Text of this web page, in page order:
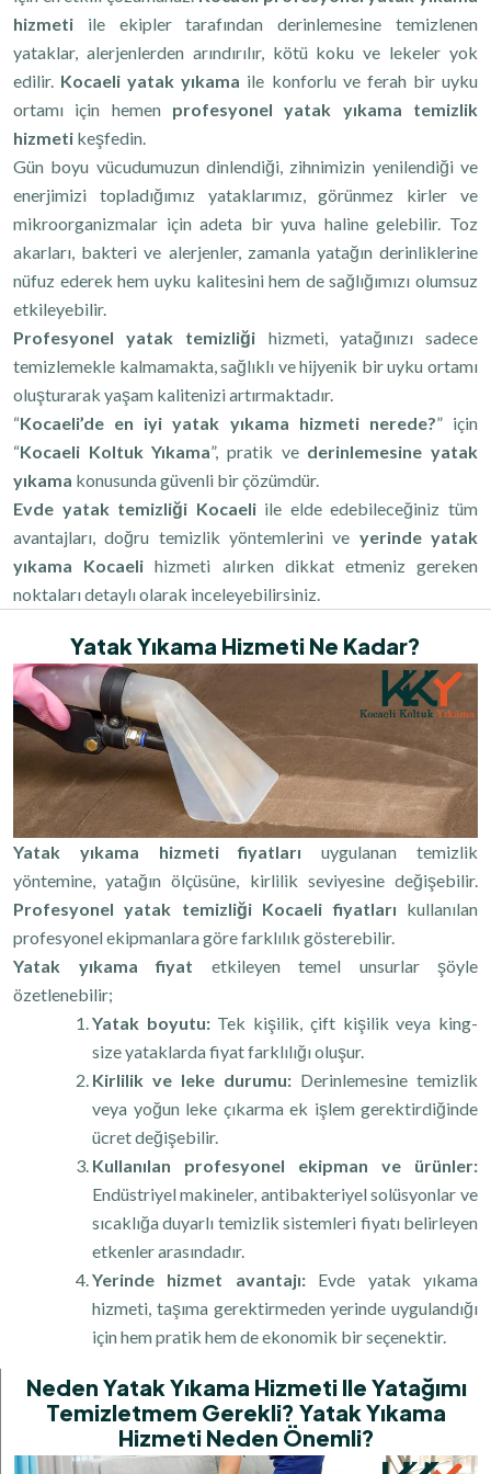
hizmeti ile ekipler tarafından derinlemesine temizlenen
yataklar, alerjenlerden arındırılır, kötü koku ve lekeler yok
edilir. Kocaeli yatak yıkama ile konforlu ve ferah bir uyku
ortamı için hemen profesyonel yatak yıkama temizlik
hizmeti keşfedin.
Gün boyu vücudumuzun dinlendiği, zihnimizin yenilendiği ve
enerjimizi topladığımız yataklarımız, görünmez kirler ve
mikroorganizmalar için adeta bir yuva haline gelebilir. Toz
akarları, bakteri ve alerjenler, zamanla yatağın derinliklerine
nüfuz ederek hem uyku kalitesini hem de sağlığımızı olumsuz
etkileyebilir.
Profesyonel yatak temizliği hizmeti, yatağınızı sadece
temizlemekle kalmamakta, sağlıklı ve hijyenik bir uyku ortamı
oluşturarak yaşam kalitenizi artırmaktadır.
“Kocaeli’de en iyi yatak yıkama hizmeti nerede?” için
“Kocaeli Koltuk Yıkama”, pratik ve derinlemesine yatak
yıkama konusundagüvenli bir çözümdür.
Evde yatak temizliği Kocaeli ile elde edebileceğiniz tüm
avantajları, doğru temizlik yöntemlerini ve yerinde yatak
yıkama Kocaelihizmeti alırken dikkat etmeniz gereken
noktaları detaylı olarak inceleyebilirsiniz.
Yatak Yıkama Hizmeti Ne Kadar?
Yatak yıkama hizmeti fiyatları uygulanan temizlik
yöntemine, yatağın ölçüsüne, kirlilik seviyesine değişebilir.
Profesyonel yatak temizliği Kocaeli fiyatları kullanılan
profesyonel ekipmanlara göre farklılık gösterebilir.
Yatak yıkama fiyat etkileyen temel unsurlar şöyle
özetlenebilir;
Yatak boyutu:Tek kişilik, çift kişilik veya king-
size yataklarda fiyat farklılığı oluşur.
Kirlilik ve leke durumu: Derinlemesine temizlik
veya yoğun leke çıkarma ek işlem gerektirdiğinde
ücret değişebilir.
Kullanılan profesyonel ekipman ve ürünler:
Endüstriyel makineler, antibakteriyel solüsyonlar ve
sıcaklığa duyarlı temizlik sistemleri fiyatı belirleyen
etkenler arasındadır.
Yerinde hizmet avantajı:Evde yatak yıkama
hizmeti, taşıma gerektirmeden yerinde uygulandığı
için hem pratik hem de ekonomik bir seçenektir.
Neden Yatak Yıkama Hizmeti Ile Yatağımı
Temizletmem Gerekli? Yatak Yıkama
Hizmeti Neden Önemli?